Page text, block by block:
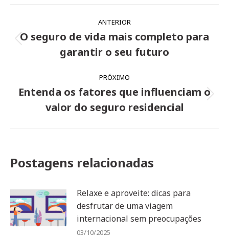
de
ANTERIOR
Post
anterior:
O seguro de vida mais completo para
garantir o seu futuro
PRÓXIMO
Próximo
post:
Entenda os fatores que influenciam o
valor do seguro residencial
Postagens relacionadas
Relaxe e aproveite: dicas para
desfrutar de uma viagem
internacional sem preocupações
03/10/2025